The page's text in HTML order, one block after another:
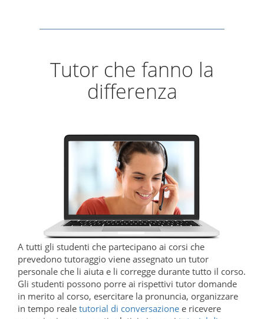
Tutor che fanno la
differenza
A tutti gli studenti che partecipano ai corsi che
prevedono tutoraggio viene assegnato un tutor
personale che li aiuta e li corregge durante tutto il corso.
Gli studenti possono porre ai rispettivi tutor domande
in merito al corso, esercitare la pronuncia, organizzare
in tempo reale tutorial di conversazione e ricevere